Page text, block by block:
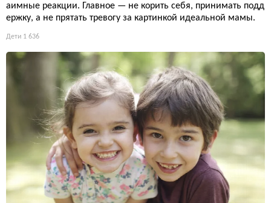
аимные реакции. Главное — не корить себя, принимать подд
ержку, а не прятать тревогу за картинкой идеальной мамы.
Дети 1 636